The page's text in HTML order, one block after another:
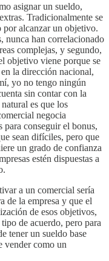
asignar un sueldo,
Tradicionalmente se
por alcanzar un objetivo.
nunca han correlacionado
complejas, y segundo,
objetivo viene porque se
la dirección nacional,
yo no tengo ningún
sin contar con la
es que los
negocia
para conseguir el bonus,
sean difíciles, pero que
un grado de confianza
estén dispuestas a
a un comercial sería
de la empresa y que el
de esos objetivos,
de acuerdo, pero para
tener un sueldo base
vender como un